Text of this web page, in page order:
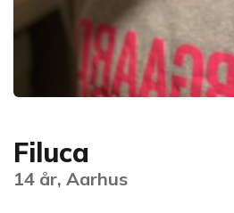
Filuca
14 år, Aarhus